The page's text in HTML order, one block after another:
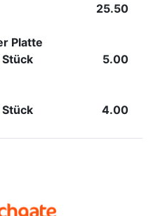
25.50
Platte
5.00
4.00